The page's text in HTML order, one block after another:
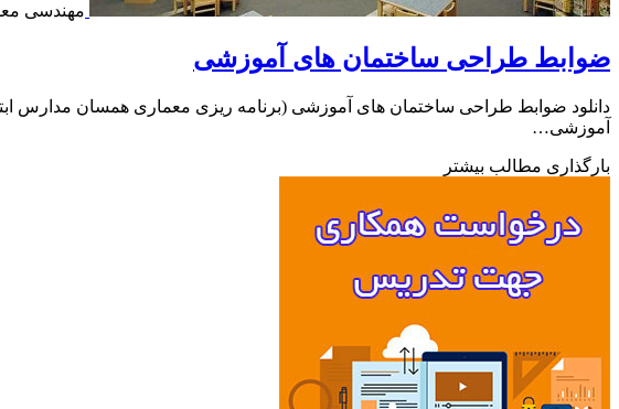
مهندسی
ضوابط طراحی ساختمان های آموزشی
دانلود ضوابط طراحی ساختمان های آموزشی (برنامه ریزی معماری همسان مدارس
آموزشی…
بارگذاری مطالب بیشتر